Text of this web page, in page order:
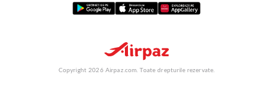
Copyright 2026 Airpaz.com. Toate drepturile rezervate.